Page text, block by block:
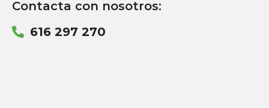
Contacta con nosotros:
616 297 270